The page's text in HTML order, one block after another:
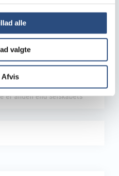
alle
valgte
Afvis
*